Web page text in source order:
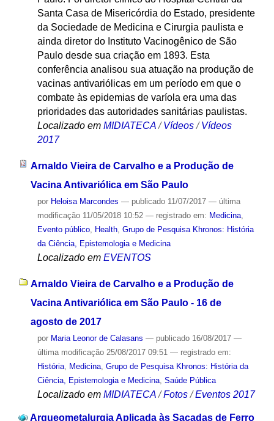
Santa Casa de Misericórdia do Estado, presidente
da Sociedade de Medicina e Cirurgia paulista e
ainda diretor do Instituto Vacinogênico de São
Paulo desde sua criação em 1893. Esta
conferência analisou sua atuação na produção de
vacinas antivariólicas em um período em que o
combate às epidemias de varíola era uma das
prioridades das autoridades sanitárias paulistas.
Localizado em MIDIATECA /Vídeos /Vídeos
2017
Arnaldo Vieira de Carvalho e a Produção de
Vacina Antivariólica em São Paulo
por Heloisa Marcondes — publicado11/07/2017 — última
modificação11/05/2018 10:52 — registrado em: Medicina,
Evento público, Health, Grupo de Pesquisa Khronos: História
da Ciência, Epistemologia e Medicina
Localizado em EVENTOS
Arnaldo Vieira de Carvalho e a Produção de
Vacina Antivariólica em São Paulo - 16 de
agosto de 2017
por Maria Leonor de Calasans — publicado16/08/2017 —
última modificação25/08/2017 09:51 — registrado em:
História, Medicina, Grupo de Pesquisa Khronos: História da
Ciência, Epistemologia e Medicina, Saúde Pública
Localizado em MIDIATECA /Fotos /Eventos 2017
Arqueometalurgia Aplicada às Sacadas de Ferro